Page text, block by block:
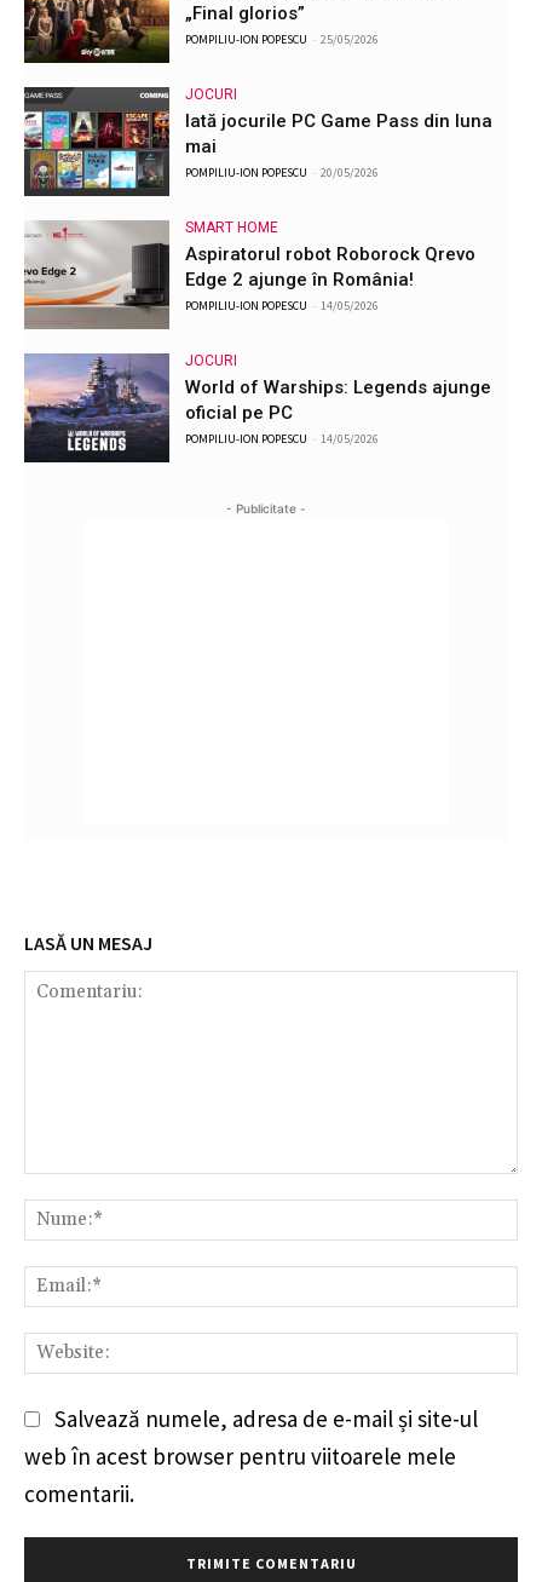
„Final glorios”
POMPILIU-ION POPESCU - 25/05/2026
JOCURI
Iată jocurile PC Game Pass din luna
mai
POMPILIU-ION POPESCU - 20/05/2026
SMART HOME
Aspiratorul robot Roborock Qrevo
Edge 2 ajunge în România!
POMPILIU-ION POPESCU - 14/05/2026
JOCURI
World of Warships: Legends ajunge
oficial pe PC
POMPILIU-ION POPESCU - 14/05/2026
- Publicitate -
LASĂ UN MESAJ
Salvează numele, adresa de e-mail și site-ul
web în acest browser pentru viitoarele mele
comentarii.